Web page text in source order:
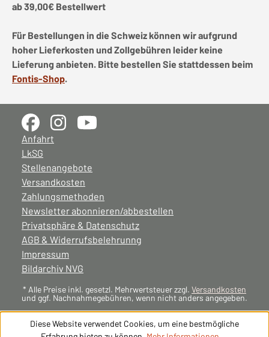
ab 39,00€ Bestellwert
Für Bestellungen in die Schweiz können wir aufgrund
hoher Lieferkosten und Zollgebühren leider keine
Lieferung anbieten. Bitte bestellen Sie stattdessen beim
Fontis-Shop.
Anfahrt
LkSG
Stellenangebote
Versandkosten
Zahlungsmethoden
Newsletter abonnieren/abbestellen
Privatsphäre & Datenschutz
AGB & Widerrufsbelehrunng
Impressum
Bildarchiv NVG
* Alle Preise inkl. gesetzl. Mehrwertsteuer zzgl. Versandkosten
und ggf. Nachnahmegebühren, wenn nicht anders angegeben.
Diese Website verwendet Cookies, um eine bestmögliche